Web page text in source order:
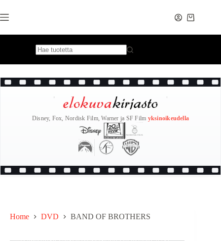
to
content
Disney, Fox, Nordisk Film, Warner ja SF Film yksinoikeudella
Home DVD BAND OF BROTHERS